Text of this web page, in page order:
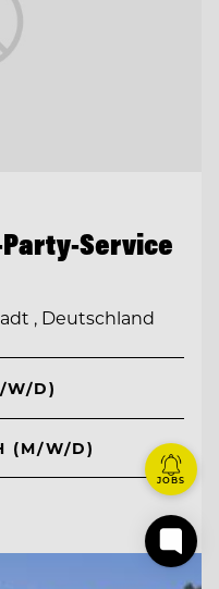
Service
, Deutschland
W/D)
(M/W/D)
JOBS